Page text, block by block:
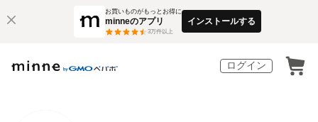
お買いものがもっとお得に
minneのアプリ
3万件以上
インストールする
ログイン